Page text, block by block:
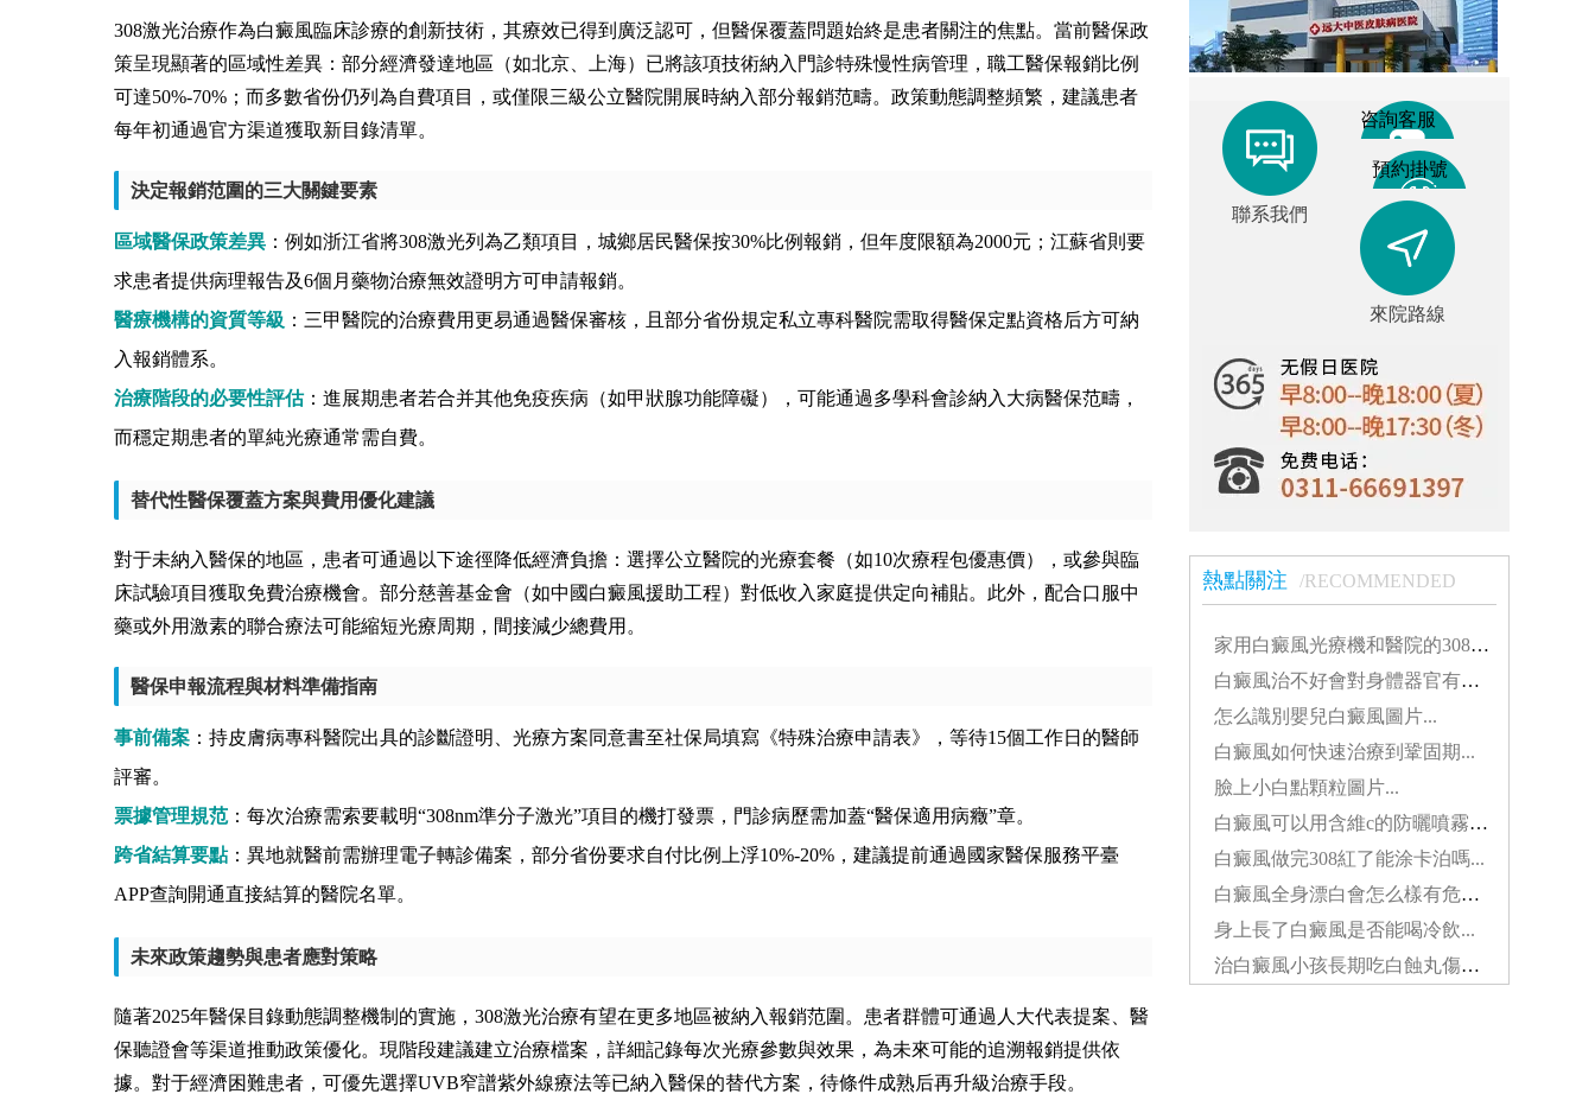
308激光治療作為白癜風臨床診療的創新技術，其療效已得到廣泛認可，但醫保覆蓋問題始終是患者關注的焦點。當前醫保政
策呈現顯著的區域性差異：部分經濟發達地區（如北京、上海）已將該項技術納入門診特殊慢性病管理，職工醫保報銷比例
可達50%-70%；而多數省份仍列為自費項目，或僅限三級公立醫院開展時納入部分報銷范疇。政策動態調整頻繁，建議患者
每年初通過官方渠道獲取新目錄清單。
決定報銷范圍的三大關鍵要素
區域醫保政策差異：例如浙江省將308激光列為乙類項目，城鄉居民醫保按30%比例報銷，但年度限額為2000元；江蘇省則要
求患者提供病理報告及6個月藥物治療無效證明方可申請報銷。
醫療機構的資質等級 ：三甲醫院的治療費用更易通過醫保審核，且部分省份規定私立專科醫院需取得醫保定點資格后方可納
入報銷體系。
治療階段的必要性評估：進展期患者若合并其他免疫疾病（如甲狀腺功能障礙），可能通過多學科會診納入大病醫保范疇，
而穩定期患者的單純光療通常需自費。
替代性醫保覆蓋方案與費用優化建議
對于未納入醫保的地區，患者可通過以下途徑降低經濟負擔：選擇公立醫院的光療套餐（如10次療程包優惠價），或參與臨
床試驗項目獲取免費治療機會。部分慈善基金會（如中國白癜風援助工程）對低收入家庭提供定向補貼。此外，配合口服中
藥或外用激素的聯合療法可能縮短光療周期，間接減少總費用。
醫保申報流程與材料準備指南
事前備案：持皮膚病專科醫院出具的診斷證明、光療方案同意書至社保局填寫《特殊治療申請表》，等待15個工作日的醫師
評審。
票據管理規范：每次治療需索要載明“308nm準分子激光”項目的機打發票，門診病歷需加蓋“醫保適用病癥”章。
跨省結算要點：異地就醫前需辦理電子轉診備案，部分省份要求自付比例上浮10%-20%，建議提前通過國家醫保服務平臺
APP查詢開通直接結算的醫院名單。
未來政策趨勢與患者應對策略
隨著2025年醫保目錄動態調整機制的實施，308激光治療有望在更多地區被納入報銷范圍。患者群體可通過人大代表提案、醫
保聽證會等渠道推動政策優化。現階段建議建立治療檔案，詳細記錄每次光療參數與效果，為未來可能的追溯報銷提供依
據。對于經濟困難患者，可優先選擇UVB窄譜紫外線療法等已納入醫保的替代方案，待條件成熟后再升級治療手段。
聯系我們
咨詢客服
預約掛號
來院路線
熱點關注 /RECOMMENDED
家用白癜風光療機和醫院的308有什么不同...
白癜風治不好會對身體器官有影響嗎...
怎么識別嬰兒白癜風圖片...
白癜風如何快速治療到鞏固期...
臉上小白點顆粒圖片...
白癜風可以用含維c的防曬噴霧嗎...
白癜風做完308紅了能涂卡泊嗎...
白癜風全身漂白會怎么樣有危害嗎...
身上長了白癜風是否能喝冷飲...
治白癜風小孩長期吃白蝕丸傷肝嗎...